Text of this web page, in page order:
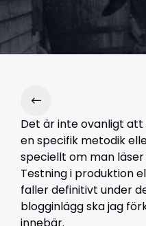
Det är inte ovanligt
en specifik metodik
speciellt om man
Testning i produktion
faller definitivt under
blogginlägg ska jag